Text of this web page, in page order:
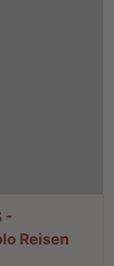
-
Reisen